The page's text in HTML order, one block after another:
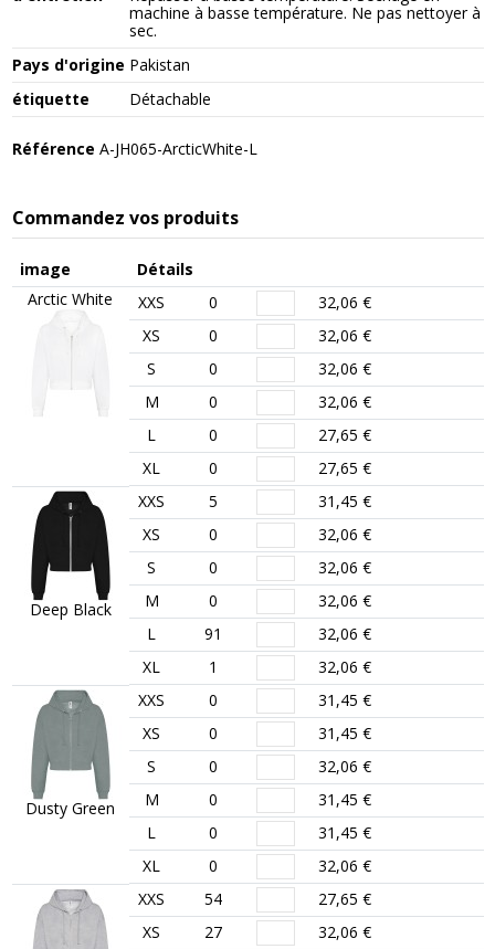
machine à basse température. Ne pas nettoyer à
sec.
Pays d'origine Pakistan
étiquette
Détachable
Référence A-JH065-ArcticWhite-L
Commandez vos produits
image
Détails
Arctic White
XXS 0
32,06 €
XS
0
32,06 €
S
0
32,06 €
M
0
32,06 €
L
0
27,65 €
XL
0 27,65 €
Deep Black
XXS 5
31,45 €
XS
0
32,06 €
S
0
32,06 €
M
0
32,06 €
L
91
32,06 €
XL
1 32,06 €
Dusty Green
XXS 0
31,45 €
XS
0
31,45 €
S
0
32,06 €
M
0
31,45 €
L
0
31,45 €
XL
0 32,06 €
XXS 54
27,65 €
XS
27
32,06 €